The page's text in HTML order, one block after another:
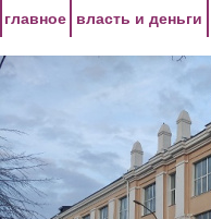
главное власть и деньги